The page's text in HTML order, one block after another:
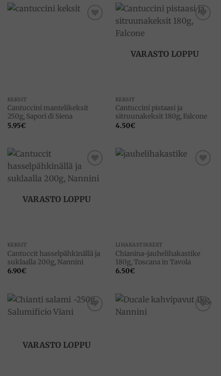
KEKSIT
Cantuccini mantelikeksit
250g, Sapori di Siena
5.95€
Add to
VARASTO LOPPU
KEKSIT
Cantuccini pistaasi ja
sitruunakeksit 180g, Falcone
4.50€
wishlist
VARASTO LOPPU
KEKSIT
Cantuccit hasselpähkinällä ja
suklaalla 200g, Nannini
6.90€
LIHAKASTIKKEET
Chianina-jauhelihakastike
180g, Toscana in Tavola
6.50€
VARASTO LOPPU